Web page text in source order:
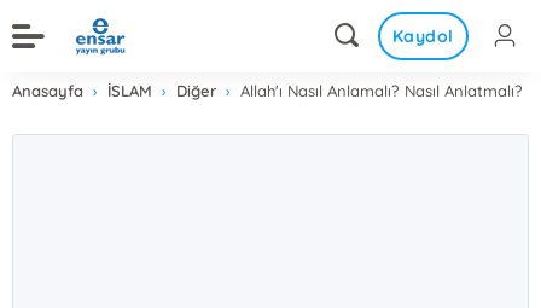
Kaydol
Anasayfa İSLAM Diğer Allah'ı Nasıl Anlamalı? Nasıl Anlatmalı?